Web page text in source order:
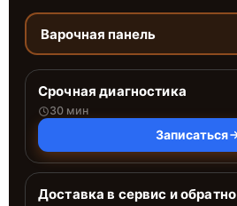
Варочная панель
Срочная диагностика
30 мин
Записаться
Доставка в сервис и обратно